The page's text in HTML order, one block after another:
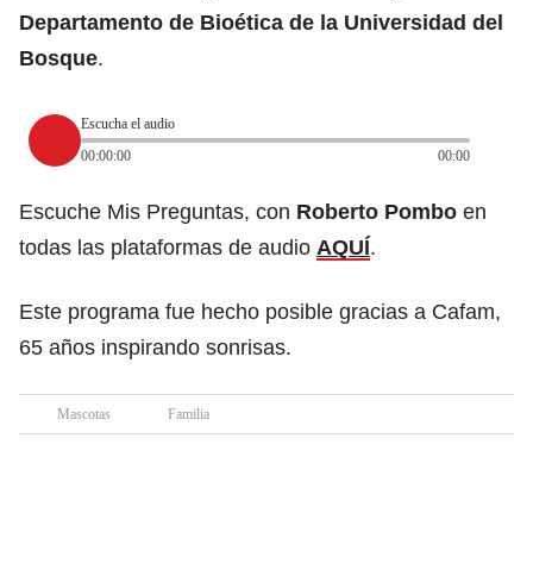
Departamento de Bioética de la Universidad del
Bosque.
Escucha el audio
00:00:00
00:00
Escuche Mis Preguntas, con Roberto Pombo en
todas las plataformas de audio AQUÍ.
Este programa fue hecho posible gracias a Cafam,
65 años inspirando sonrisas.
Mascotas Familia